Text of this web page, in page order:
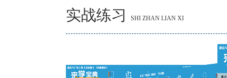
实战练习 SHI ZHAN LIAN XI